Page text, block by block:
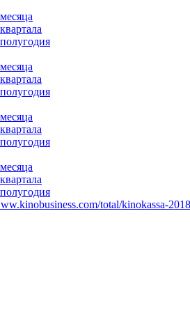
total/kinokassa-